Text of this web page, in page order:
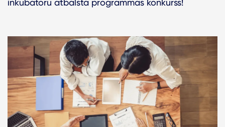
inkubatoru atbalsta programmas konkurss​!